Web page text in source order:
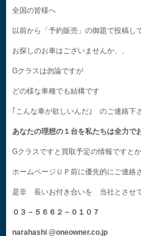
全国の皆様へ
以前から「予約販売」の御題で投稿し
お探しのお車はございませんか、、
Gクラスは勿論ですが
どの様な車種でも結構です
｢こんな車が欲しいんだ｣ のご連絡下
あなたの理想の１台を私たちは全力で
Gクラスですと買取予定の情報ですとか
ホームページＵＰ前に優先的にご連絡
是非 長いお付き合いを 当社とさせ
０３－５６６２－０１０７
narahashi @oneowner.co.jp